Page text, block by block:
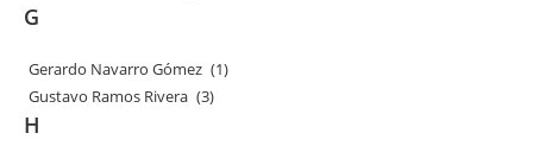
G
Gerardo Navarro Gómez (1)
Gustavo Ramos Rivera (3)
H